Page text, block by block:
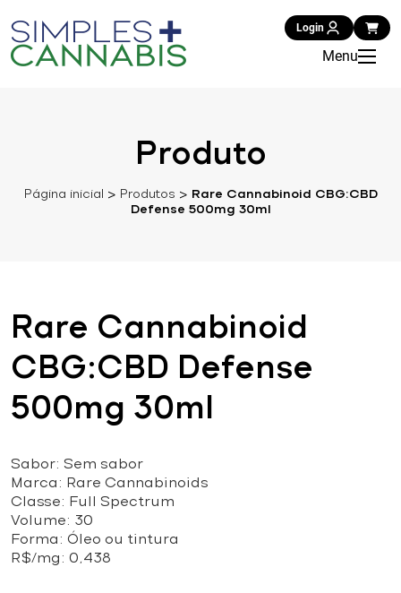
Login
Menu
Produto
Página inicial > Produtos > Rare Cannabinoid CBG:CBD
Defense 500mg 30ml
Rare Cannabinoid
CBG:CBD Defense
500mg 30ml
Sabor: Sem sabor
Marca: Rare Cannabinoids
Classe: Full Spectrum
Volume: 30
Forma: Óleo ou tintura
R$/mg: 0,438